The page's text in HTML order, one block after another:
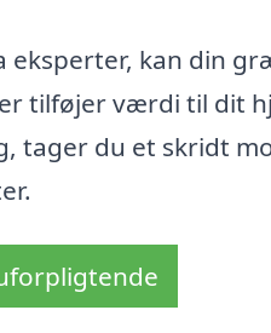
kan din
tilføjer værdi til dit
tager du et skridt